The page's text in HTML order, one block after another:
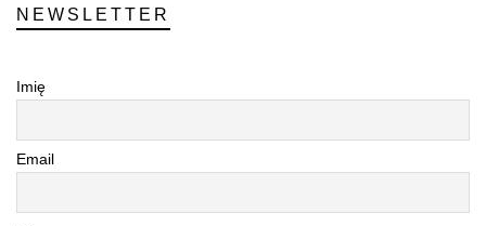
NEWSLETTER
Imię
Email